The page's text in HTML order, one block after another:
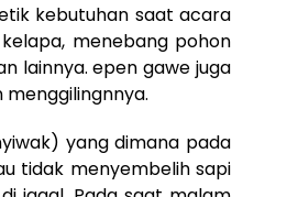
kebutuhan saat acara
menebang pohon
lainnya. epen gawe juga
yang dimana pada
tidak menyembelih sapi